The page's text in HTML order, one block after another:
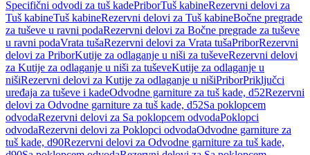
Specifični odvodi za tuš kadePriborTuš kabineRezervni delovi za
Tuš kabineTuš kabineRezervni delovi za Tuš kabineBočne pregrade
za tuševe u ravni podaRezervni delovi za Bočne pregrade za tuševe
u ravni podaVrata tušaRezervni delovi za Vrata tušaPriborRezervni
delovi za PriborKutije za odlaganje u niši za tuševeRezervni delovi
za Kutije za odlaganje u niši za tuševeKutije za odlaganje u
nišiRezervni delovi za Kutije za odlaganje u nišiPriborPriključci
uređaja za tuševe i kadeOdvodne garniture za tuš kade, d52Rezervni
delovi za Odvodne garniture za tuš kade, d52Sa poklopcem
odvodaRezervni delovi za Sa poklopcem odvodaPoklopci
odvodaRezervni delovi za Poklopci odvodaOdvodne garniture za
tuš kade, d90Rezervni delovi za Odvodne garniture za tuš kade,